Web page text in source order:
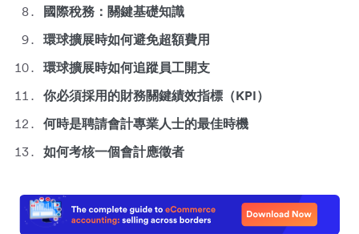
國際稅務：關鍵基礎知識
環球擴展時如何避免超額費用
環球擴展時如何追蹤員工開支
你必須採用的財務關鍵績效指標（KPI）
何時是聘請會計專業人士的最佳時機
如何考核一個會計應徵者